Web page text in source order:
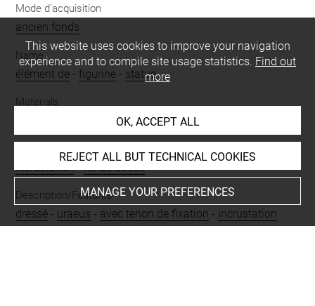
Mode d'acquisition
ancien fonds
Name
élément de -figurine - statue
Materials
mortier
incrustation-ronde-bosse
Description/Features
dressé - uraeus - avec tenon de fixation - incrustation
This website uses cookies to improve your navigation
experience and to compile site usage statistics. Find out
more
OK, ACCEPT ALL
REJECT ALL BUT TECHNICAL COOKIES
MANAGE YOUR PREFERENCES